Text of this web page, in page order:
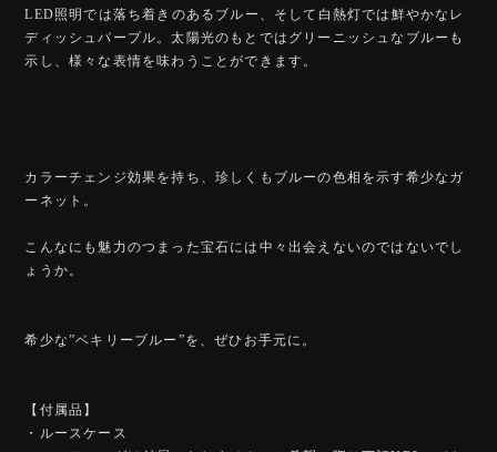
LED照明では落ち着きのあるブルー、そして白熱灯では鮮やかなレ
ディッシュパープル。太陽光のもとではグリーニッシュなブルーも
示し、様々な表情を味わうことができます。
カラーチェンジ効果を持ち、珍しくもブルーの色相を示す希少なガ
ーネット。
こんなにも魅力のつまった宝石には中々出会えないのではないでし
ょうか。
希少な”ベキリーブルー”を、ぜひお手元に。
【付属品】
・ルースケース